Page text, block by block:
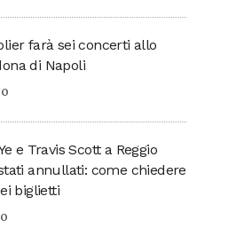
farà sei concerti allo
di Napoli
e Travis Scott a Reggio
annullati: come chiedere
biglietti